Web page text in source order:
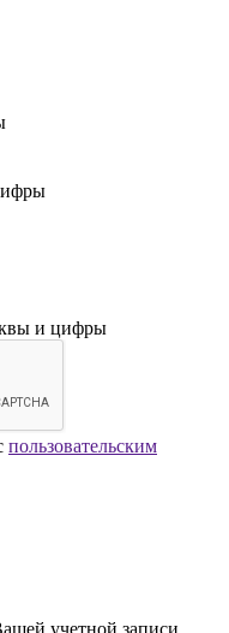
и цифры
пользовательским